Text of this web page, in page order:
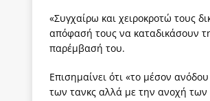
[ 4 Αυγούστου 2026 ] Ο
δικτάτορας
ΕΠΙΛΟΓΕΣ
[ 3 Αυγούστου 2026 ]
«Συγχαίρω και χειροκροτώ τους
απόφασή τους να καταδικάσουν
παρέμβασή του.
Επισημαίνει ότι «το μέσον
των τανκς αλλά με την ανοχή των